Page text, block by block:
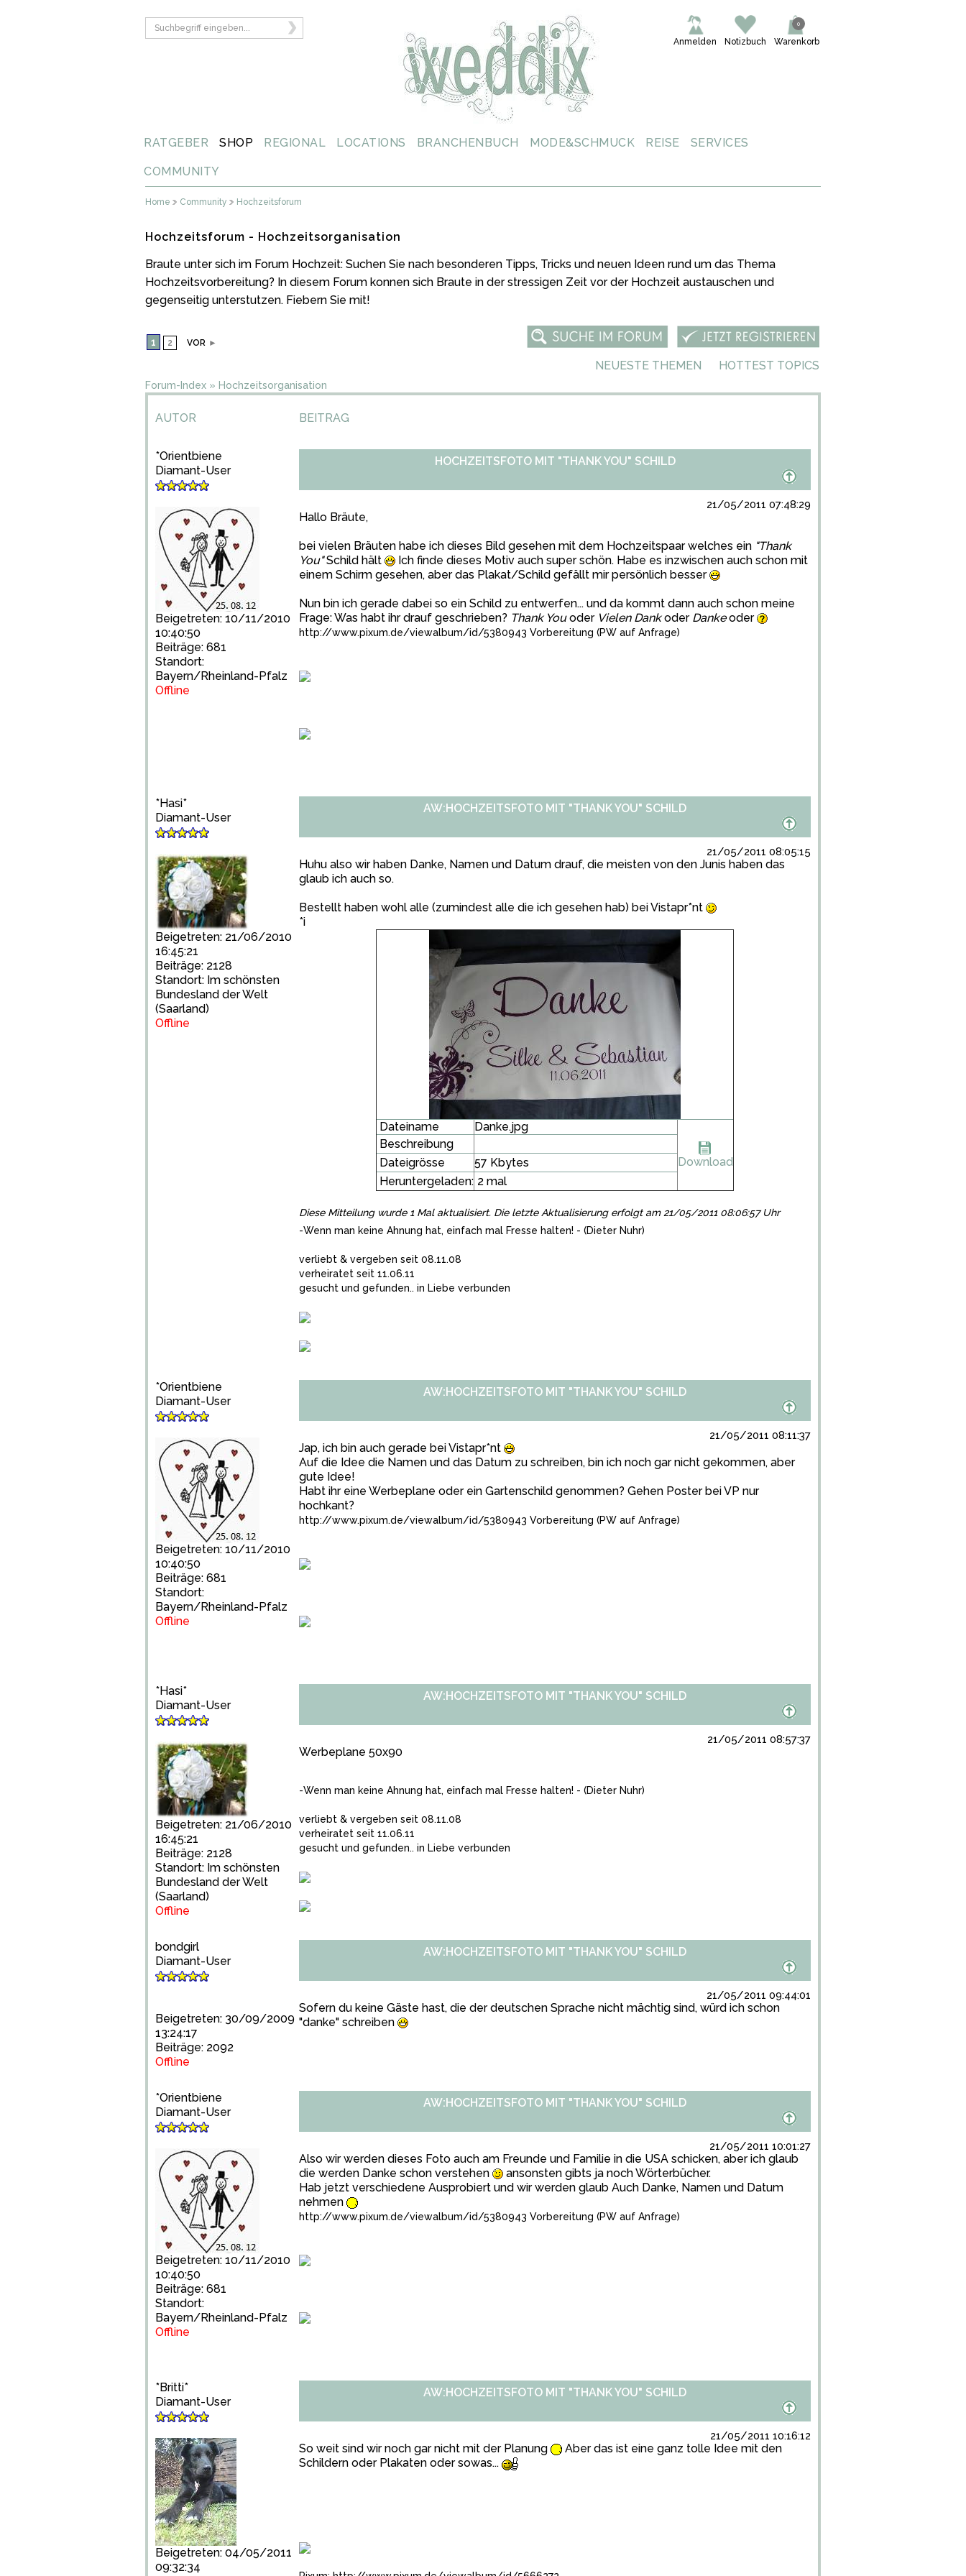
Warenkorb
0
Notizbuch
Anmelden
RATGEBER SHOP REGIONAL LOCATIONS BRANCHENBUCH MODE&SCHMUCK REISE SERVICES
COMMUNITY
Home Community Hochzeitsforum
Hochzeitsforum - Hochzeitsorganisation
Braute unter sich im Forum Hochzeit: Suchen Sie nach besonderen Tipps, Tricks und neuen Ideen rund um das Thema
Hochzeitsvorbereitung? In diesem Forum konnen sich Braute in der stressigen Zeit vor der Hochzeit austauschen und
gegenseitig unterstutzen. Fiebern Sie mit!
1 2 VOR ►
NEUESTE THEMEN HOTTEST TOPICS
Forum-Index » Hochzeitsorganisation
AUTOR BEITRAG
*Orientbiene
Diamant-User
Beigetreten: 10/11/2010
10:40:50
Beiträge: 681
Standort:
Bayern/Rheinland-Pfalz
Offline
HOCHZEITSFOTO MIT "THANK YOU" SCHILD
21/05/2011 07:48:29
Hallo Bräute,
bei vielen Bräuten habe ich dieses Bild gesehen mit dem Hochzeitspaar welches ein "Thank
You"Schild hält
Ich finde dieses Motiv auch super schön. Habe es inzwischen auch schon mit
einem Schirm gesehen, aber das Plakat/Schild gefällt mir persönlich besser
Nun bin ich gerade dabei so ein Schild zu entwerfen... und da kommt dann auch schon meine
Frage: Was habt ihr drauf geschrieben? Thank Youoder Vielen Dankoder Dankeoder
http://www.pixum.de/viewalbum/id/5380943 Vorbereitung (PW auf Anfrage)
*Hasi*
Diamant-User
Beigetreten: 21/06/2010
16:45:21
Beiträge: 2128
Standort: Im schönsten
Bundesland der Welt
(Saarland)
Offline
AW:HOCHZEITSFOTO MIT "THANK YOU" SCHILD
21/05/2011 08:05:15
Huhu also wir haben Danke, Namen und Datum drauf, die meisten von den Junis haben das
glaub ich auch so.
Bestellt haben wohl alle (zumindest alle die ich gesehen hab) bei Vistapr*nt
*i
Dateiname Danke.jpg
Download
Beschreibung
Dateigrösse
57 Kbytes
Heruntergeladen: 2 mal
Diese Mitteilung wurde 1 Mal aktualisiert. Die letzte Aktualisierung erfolgt am 21/05/2011 08:06:57 Uhr
-Wenn man keine Ahnung hat, einfach mal Fresse halten! - (Dieter Nuhr)
verliebt & vergeben seit 08.11.08
verheiratet seit 11.06.11
gesucht und gefunden.. in Liebe verbunden
*Orientbiene
Diamant-User
Beigetreten: 10/11/2010
10:40:50
Beiträge: 681
Standort:
Bayern/Rheinland-Pfalz
Offline
AW:HOCHZEITSFOTO MIT "THANK YOU" SCHILD
21/05/2011 08:11:37
Jap, ich bin auch gerade bei Vistapr*nt
Auf die Idee die Namen und das Datum zu schreiben, bin ich noch gar nicht gekommen, aber
gute Idee!
Habt ihr eine Werbeplane oder ein Gartenschild genommen? Gehen Poster bei VP nur
hochkant?
http://www.pixum.de/viewalbum/id/5380943 Vorbereitung (PW auf Anfrage)
*Hasi*
Diamant-User
Beigetreten: 21/06/2010
16:45:21
Beiträge: 2128
Standort: Im schönsten
Bundesland der Welt
(Saarland)
Offline
AW:HOCHZEITSFOTO MIT "THANK YOU" SCHILD
21/05/2011 08:57:37
Werbeplane 50x90
-Wenn man keine Ahnung hat, einfach mal Fresse halten! - (Dieter Nuhr)
verliebt & vergeben seit 08.11.08
verheiratet seit 11.06.11
gesucht und gefunden.. in Liebe verbunden
bondgirl
Diamant-User
Beigetreten: 30/09/2009
13:24:17
Beiträge: 2092
Offline
AW:HOCHZEITSFOTO MIT "THANK YOU" SCHILD
21/05/2011 09:44:01
Sofern du keine Gäste hast, die der deutschen Sprache nicht mächtig sind, würd ich schon
"danke" schreiben
*Orientbiene
Diamant-User
Beigetreten: 10/11/2010
10:40:50
Beiträge: 681
Standort:
Bayern/Rheinland-Pfalz
Offline
AW:HOCHZEITSFOTO MIT "THANK YOU" SCHILD
21/05/2011 10:01:27
Also wir werden dieses Foto auch am Freunde und Familie in die USA schicken, aber ich glaub
die werden Danke schon verstehen
ansonsten gibts ja noch Wörterbücher.
Hab jetzt verschiedene Ausprobiert und wir werden glaub Auch Danke, Namen und Datum
nehmen
http://www.pixum.de/viewalbum/id/5380943 Vorbereitung (PW auf Anfrage)
*Britti*
Diamant-User
Beigetreten: 04/05/2011
09:32:34
AW:HOCHZEITSFOTO MIT "THANK YOU" SCHILD
21/05/2011 10:16:12
So weit sind wir noch gar nicht mit der Planung
Aber das ist eine ganz tolle Idee mit den
Schildern oder Plakaten oder sowas...